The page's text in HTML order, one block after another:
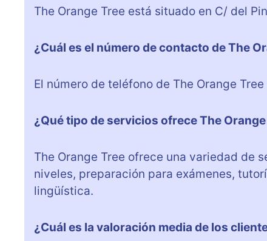
The Orange Tree está situado en C/ del
¿Cuál es el número de contacto de The
El número de teléfono de The Orange
¿Qué tipo de servicios ofrece The
The Orange Tree ofrece una variedad de
niveles, preparación para exámenes,
lingüística.
¿Cuál es la valoración media de los